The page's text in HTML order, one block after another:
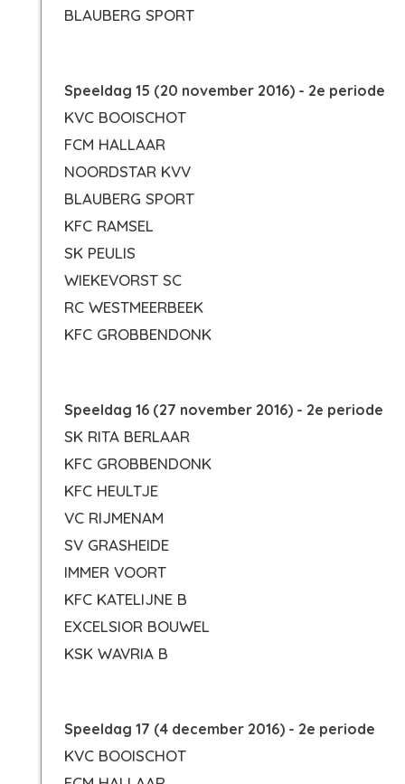
BLAUBERG SPORT
Speeldag 15 (20 november 2016) - 2e periode
KVC BOOISCHOT
FCM HALLAAR
NOORDSTAR KVV
BLAUBERG SPORT
KFC RAMSEL
SK PEULIS
WIEKEVORST SC
RC WESTMEERBEEK
KFC GROBBENDONK
Speeldag 16 (27 november 2016) - 2e periode
SK RITA BERLAAR
KFC GROBBENDONK
KFC HEULTJE
VC RIJMENAM
SV GRASHEIDE
IMMER VOORT
KFC KATELIJNE B
EXCELSIOR BOUWEL
KSK WAVRIA B
Speeldag 17 (4 december 2016) - 2e periode
KVC BOOISCHOT